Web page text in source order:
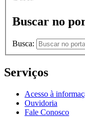
Buscar no
Busca:
Serviços
Acesso à
Ouvidoria
Fale Conosco